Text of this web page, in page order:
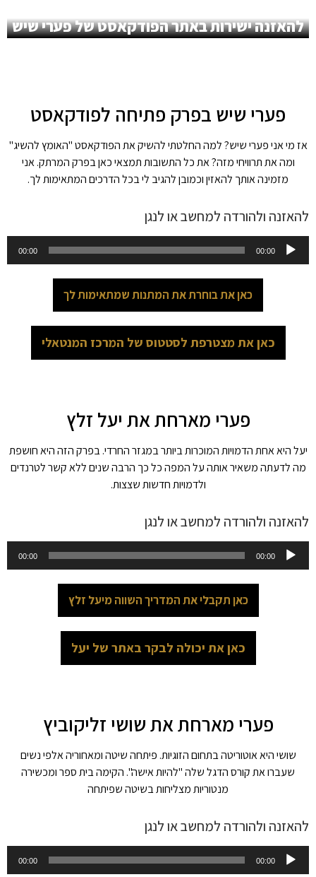
להאזנה ישירות באתר הפודקאסט של פערי שיש
פערי שיש בפרק פתיחה לפודקאסט
אז מי אני פערי שיש? למה החלטתי להשיק את הפודקאסט "האומץ להשיג"
ומה את תרוויחי מזה? את כל התשובות תמצאי כאן בפרק המרתק. אני
מזמינה אותך להאזין וכמובן להגיב לי בכל הדרכים המתאימות לך.
להאזנה ולהורדה למחשב או לנגן
00:00
00:00
כאן את בוחרת את המתנות שמתאימות לך
כאן את מצטרפת לסטטוס של המרכז המנטאלי
פערי מארחת את יעל זלץ
יעל היא אחת הדמויות המוכרות ביותר במגזר החרדי. בפרק הזה היא חושפת
מה לדעתה משאיר אותה על המפה כל כך הרבה שנים ללא קשר לטרנדים
ולדמויות חדשות שצצות.
להאזנה ולהורדה למחשב או לנגן
00:00
00:00
כאן תקבלי את המדריך השווה מיעל זלץ
כאן את יכולה לבקר באתר של יעל
פערי מארחת את שושי זליקוביץ
שושי היא אוטוריטה בתחום הזוגיות. פיתחה שיטה ומאחוריה אלפי נשים
שעברו את קורס הדגל שלה "להיות אישה". הקימה בית ספר ומכשירה
מנטוריות מצליחות בשיטה שפיתחה
להאזנה ולהורדה למחשב או לנגן
00:00
00:00